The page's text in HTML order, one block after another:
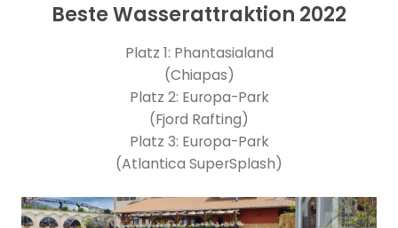
Beste Wasserattraktion 2022
Platz 1: Phantasialand
(Chiapas)
Platz 2: Europa-Park
(Fjord Rafting)
Platz 3: Europa-Park
(Atlantica SuperSplash)